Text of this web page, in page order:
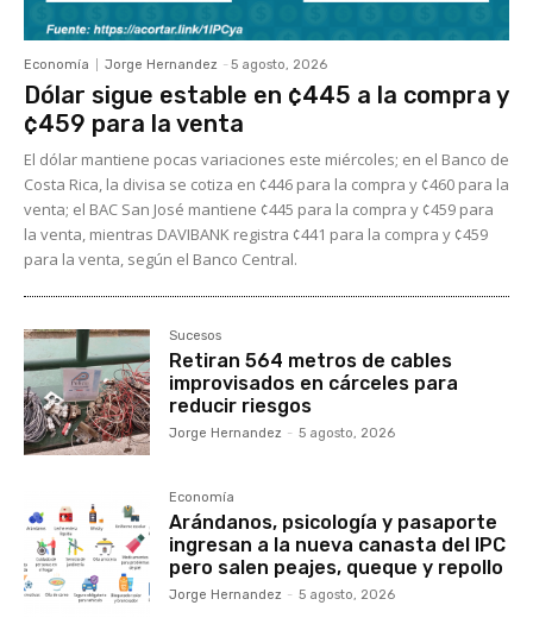
Economía Jorge Hernandez - 5 agosto, 2026
Dólar sigue estable en ¢445 a la compra y
¢459 para la venta
El dólar mantiene pocas variaciones este miércoles; en el Banco de
Costa Rica, la divisa se cotiza en ¢446 para la compra y ¢460 para la
venta; el BAC San José mantiene ¢445 para la compra y ¢459 para
la venta, mientras DAVIBANK registra ¢441 para la compra y ¢459
para la venta, según el Banco Central.
Sucesos
Retiran 564 metros de cables
improvisados en cárceles para
reducir riesgos
Jorge Hernandez - 5 agosto, 2026
Economía
Arándanos, psicología y pasaporte
ingresan a la nueva canasta del IPC
pero salen peajes, queque y repollo
Jorge Hernandez - 5 agosto, 2026